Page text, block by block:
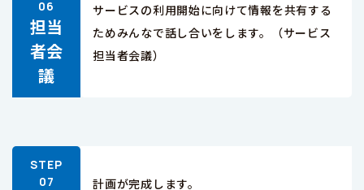
担当
者会
議
サービスの利用開始に向けて情報を共有する
ためみんなで話し合いをします。（サービス
担当者会議）
計画が完成します。